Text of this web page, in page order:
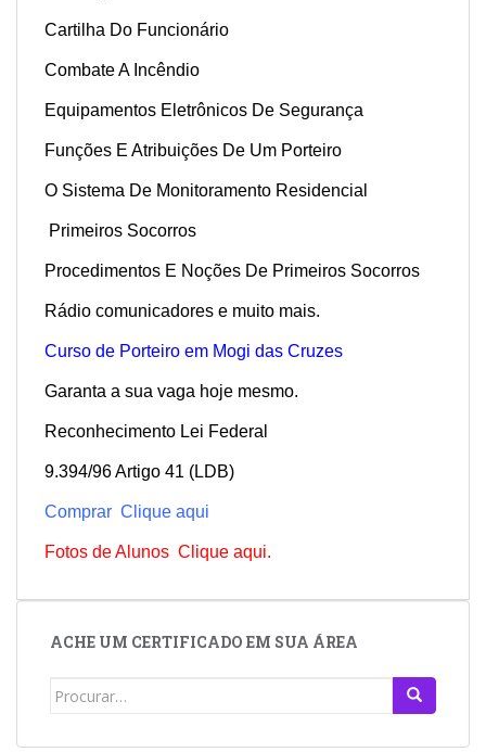
Cartilha Do Funcionário
Combate A Incêndio
Equipamentos Eletrônicos De Segurança
Funções E Atribuições De Um Porteiro
O Sistema De Monitoramento Residencial
Primeiros Socorros
Procedimentos E Noções De Primeiros Socorros
Rádio comunicadores e muito mais.
Curso de Porteiro em Mogi das Cruzes
Garanta a sua vaga hoje mesmo.
Reconhecimento Lei Federal
9.394/96 Artigo 41 (LDB)
Comprar Clique aqui
Fotos de Alunos Clique aqui.
ACHE UM CERTIFICADO EM SUA ÁREA
Search